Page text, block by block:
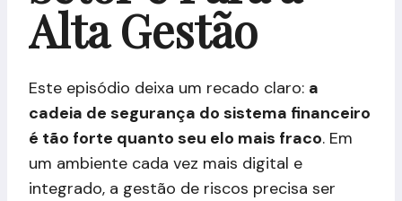
Alta Gestão
Este episódio deixa um recado claro: a
cadeia de segurança do sistema financeiro
é tão forte quanto seu elo mais fraco. Em
um ambiente cada vez mais digital e
integrado, a gestão de riscos precisa ser